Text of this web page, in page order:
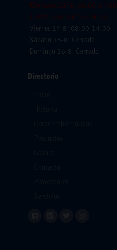
Directorio
Miercoles 12-8: 08:00-14:00
Jueves 13-8: 08:00-14:00
Viernes 14-8: 08:00-14:00
Sábado 15-8: Cerrado
Domingo 16-8: Cerrado